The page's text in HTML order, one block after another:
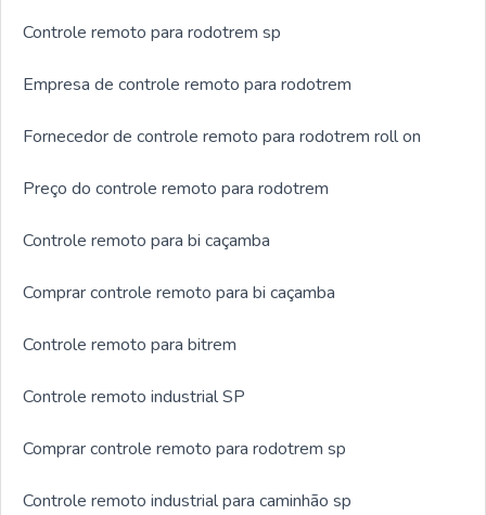
Controle remoto para rodotrem sp
Empresa de controle remoto para rodotrem
Fornecedor de controle remoto para rodotrem roll on
Preço do controle remoto para rodotrem
Controle remoto para bi caçamba
Comprar controle remoto para bi caçamba
Controle remoto para bitrem
Controle remoto industrial SP
Comprar controle remoto para rodotrem sp
Controle remoto industrial para caminhão sp